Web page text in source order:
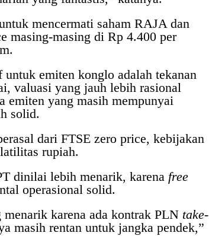
mencermati saham RAJA dan
masing-masing di Rp 4.400 per
emiten konglo adalah tekanan
valuasi yang jauh lebih rasional
emiten yang masih mempunyai
solid.
dari FTSE zero price, kebijakan
rupiah.
dinilai lebih menarik, karenafree
operasional solid.
karena ada kontrak PLNtake-
masih rentan untuk jangka pendek,”